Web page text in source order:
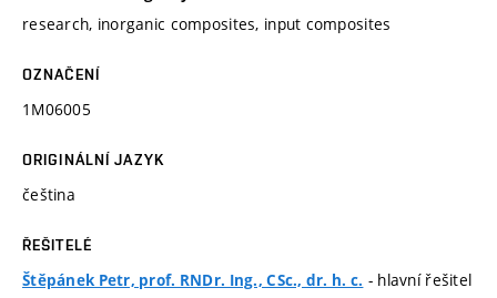
research, inorganic composites, input composites
OZNAČENÍ
1M06005
ORIGINÁLNÍ JAZYK
čeština
ŘEŠITELÉ
Štěpánek Petr, prof. RNDr. Ing., CSc., dr. h. c. - hlavní řešitel